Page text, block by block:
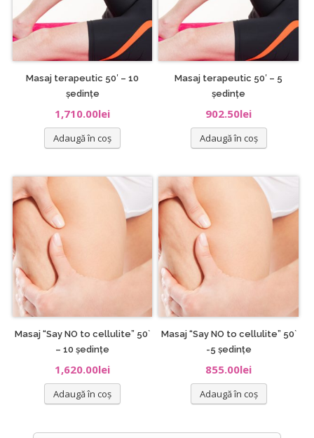
Masaj terapeutic 50′ – 10
ședințe
1,710.00lei
Adaugă în coș
Masaj terapeutic 50′ – 5
ședințe
902.50lei
Adaugă în coș
Masaj “Say NO to cellulite” 50`
– 10 ședințe
1,620.00lei
Adaugă în coș
Masaj “Say NO to cellulite” 50`
-5 ședințe
855.00lei
Adaugă în coș